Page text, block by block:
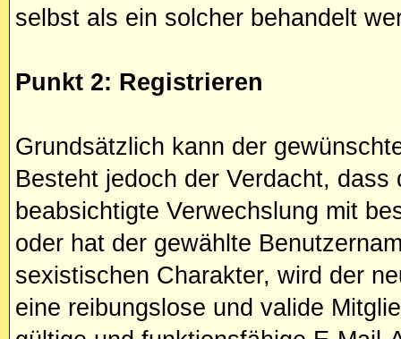
selbst als ein solcher behandelt
Punkt 2: Registrieren
Grundsätzlich kann der
Besteht jedoch der Verdacht,
beabsichtigte Verwechslung mit
oder hat der gewählte
sexistischen Charakter, wird der
eine reibungslose und valide